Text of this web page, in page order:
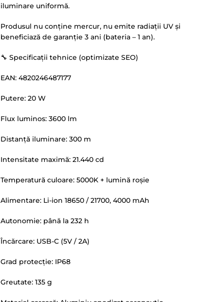
iluminare uniformă.
Produsul nu conține mercur, nu emite radiații UV și
beneficiază de garanție 3 ani (bateria – 1 an).
🔧 Specificații tehnice (optimizate SEO)
EAN: 4820246487177
Putere: 20 W
Flux luminos: 3600 lm
Distanță iluminare: 300 m
Intensitate maximă: 21.440 cd
Temperatură culoare: 5000K + lumină roșie
Alimentare: Li-ion 18650 / 21700, 4000 mAh
Autonomie: până la 232 h
Încărcare: USB-C (5V / 2A)
Grad protecție: IP68
Greutate: 135 g